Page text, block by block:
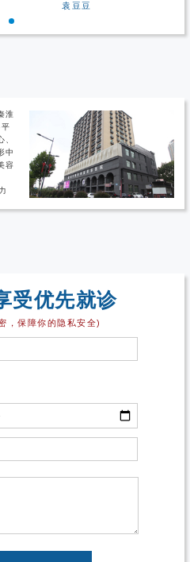
袁豆豆
淮
、
中
容
受优先就诊
，保障你的隐私安全)